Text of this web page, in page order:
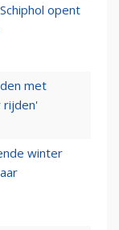
opent
met
rijden'
winter